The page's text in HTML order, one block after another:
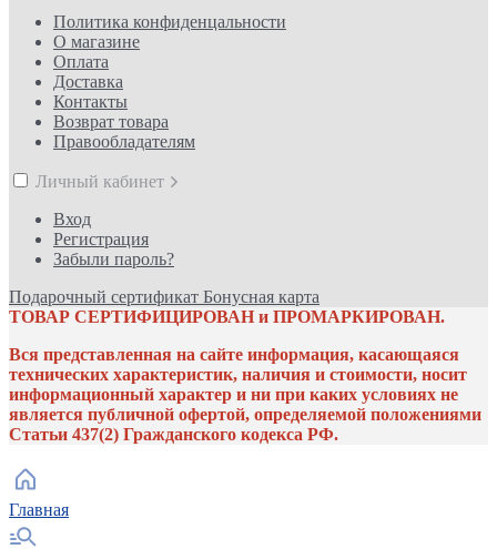
Политика конфиденцальности
О магазине
Оплата
Доставка
Контакты
Возврат товара
Правообладателям
Личный кабинет
Вход
Регистрация
Забыли пароль?
Подарочный сертификат Бонусная карта
ТОВАР СЕРТИФИЦИРОВАН и ПРОМАРКИРОВАН.
Вся представленная на сайте информация, касающаяся
технических характеристик, наличия и стоимости, носит
информационный характер и ни при каких условиях не
является публичной офертой, определяемой положениями
Статьи 437(2) Гражданского кодекса РФ.
Главная